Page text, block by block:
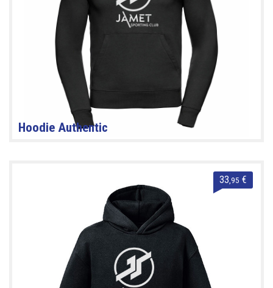
Hoodie Authentic
33,95 €